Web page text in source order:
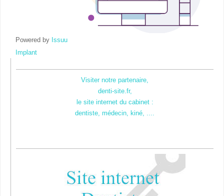
Powered by Issuu
Implant
Visiter notre partenaire,
denti-site.fr,
le site internet du cabinet :
dentiste, médecin, kiné, ....